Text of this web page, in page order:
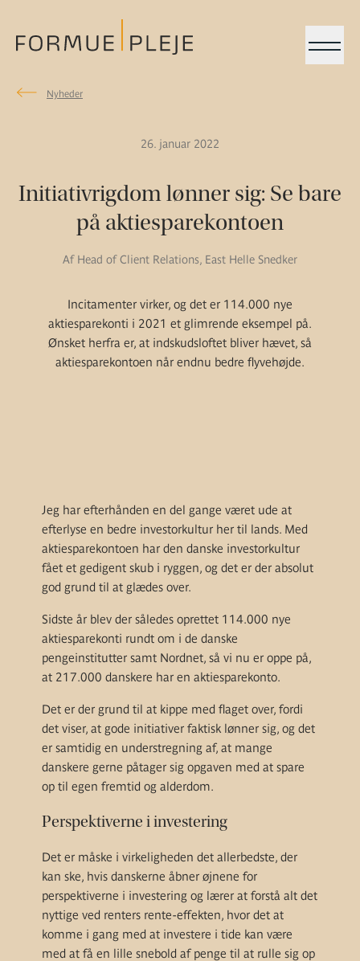
Menu
Nyheder
26. januar 2022
Initiativrigdom lønner sig: Se bare
på aktiesparekontoen
Af Head of Client Relations, East Helle Snedker
Incitamenter virker, og det er 114.000 nye
aktiesparekonti i 2021 et glimrende eksempel på.
Ønsket herfra er, at indskudsloftet bliver hævet, så
aktiesparekontoen når endnu bedre flyvehøjde.
Jeg har efterhånden en del gange været ude at
efterlyse en bedre investorkultur her til lands. Med
aktiesparekontoen har den danske investorkultur
fået et gedigent skub i ryggen, og det er der absolut
god grund til at glædes over.
Sidste år blev der således oprettet 114.000 nye
aktiesparekonti rundt om i de danske
pengeinstitutter samt Nordnet, så vi nu er oppe på,
at 217.000 danskere har en aktiesparekonto.
Det er der grund til at kippe med flaget over, fordi
det viser, at gode initiativer faktisk lønner sig, og det
er samtidig en understregning af, at mange
danskere gerne påtager sig opgaven med at spare
op til egen fremtid og alderdom.
Perspektiverne i investering
Det er måske i virkeligheden det allerbedste, der
kan ske, hvis danskerne åbner øjnene for
perspektiverne i investering og lærer at forstå alt det
nyttige ved renters rente-effekten, hvor det at
komme i gang med at investere i tide kan være
med at få en lille snebold af penge til at rulle sig op